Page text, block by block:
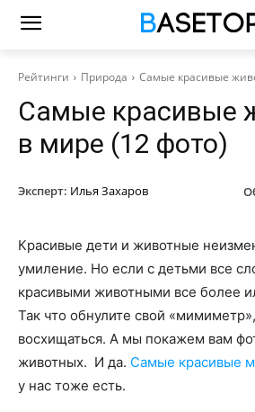
Рейтинги Природа Самые красивые
Самые красивые
в мире (12 фото)
Эксперт: Илья Захаров
Красивые дети и животные
умиление. Но если с детьми все
красивыми животными все более
Так что обнулите свой
восхищаться. А мы покажем вам
животных. И да. Самые красивые
у нас тоже есть.